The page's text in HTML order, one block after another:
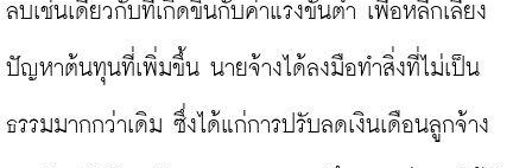
ลบเช่นเดียวกับที่เกิดขึ้นกับค่าแรงขั้นต่ำ เพื่อหลีกเลี่ยง
ปัญหาต้นทุนที่เพิ่มขึ้น นายจ้างได้ลงมือทำสิ่งที่ไม่เป็น
ธรรมมากกว่าเดิม ซึ่งได้แก่การปรับลดเงินเดือนลูกจ้าง